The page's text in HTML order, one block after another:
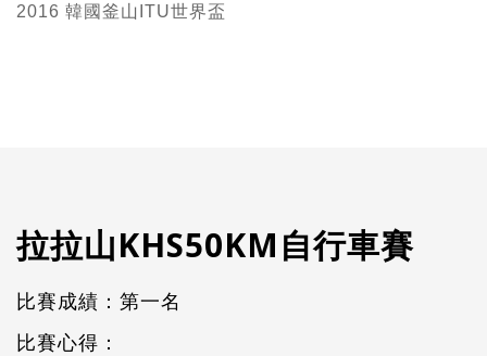
2016 韓國釜山ITU世界盃
拉拉山KHS50KM自行車賽
比賽成績：第一名
比賽心得：